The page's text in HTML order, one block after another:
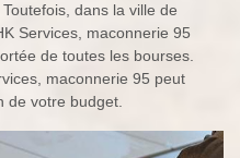
dans la ville de
Services, maconnerie 95
de toutes les bourses.
maconnerie 95 peut
de votre budget.